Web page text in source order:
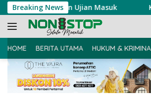
Langsung
ke
konten
Breaking NewsUjian Masuk Kuasa
HOME BERITA UTAMA HUKUM &